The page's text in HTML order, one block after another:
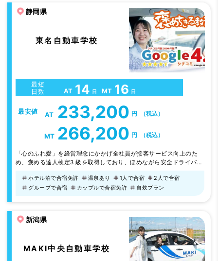
静岡県
東名自動車学校
最短
日数
AT 14 日 MT 16 日
最安値 AT 233,200 円 （税込）
MT 266,200 円 （税込）
「心のふれ愛」を経営理念にかかげ全社員が接客サービス向上のた
め、褒める達人検定3 級を取得しており、ほめながら安全ドライバー
だける環境づくり（ハード面・ソフト面の充実）に平素から努力して
おります。 お客様の不安をいち早く解消して、安心して教習に専念
ホテル泊で合宿免許 温泉あり 1人で合宿
2人で合宿
グループで合宿
カップルで合宿免許 自炊プラン
新潟県
MAKI中央自動車学校